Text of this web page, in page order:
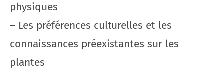
physiques
– Les préférences culturelles et les
connaissances préexistantes sur les
plantes